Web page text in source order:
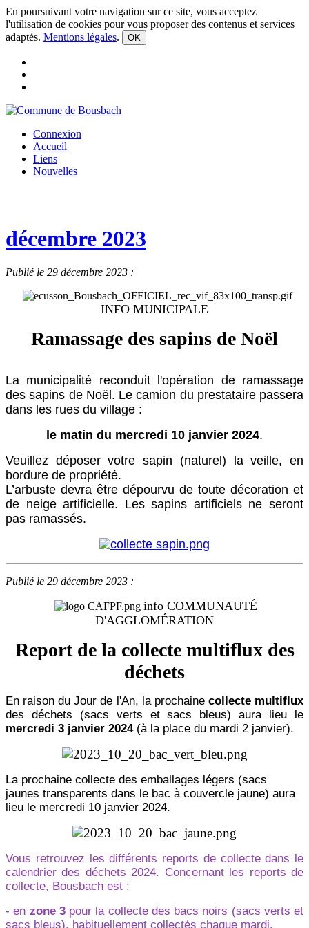
En poursuivant votre navigation sur ce site, vous acceptez
l'utilisation de cookies pour vous proposer des contenus et services
adaptés. Mentions légales. OK
Connexion
Accueil
Liens
Nouvelles
décembre 2023
Publié le 29 décembre 2023 :
INFO MUNICIPALE
Ramassage des sapins de Noël
La municipalité reconduit l'opération de ramassage
des sapins de Noël. Le camion du prestataire passera
dans les rues du village :
le matin du mercredi 10 janvier 2024.
Veuillez déposer votre sapin (naturel) la veille, en
bordure de propriété.
L’arbuste devra être dépourvu de toute décoration et
de neige artificielle. Les sapins artificiels ne seront
pas ramassés.
Publié le 29 décembre 2023 :
info COMMUNAUTÉ
D'AGGLOMÉRATION
Report de la collecte multiflux des
déchets
En raison du Jour de l'An, la prochaine collecte multiflux
des déchets (sacs verts et sacs bleus) aura lieu le
mercredi 3 janvier 2024(à la place du mardi 2 janvier).
La prochaine collecte des emballages légers (sacs
jaunes transparents dans le bac à couvercle jaune) aura
lieu le mercredi 10 janvier 2024.
Vous retrouvez les différents reports de collecte dans le
calendrier des déchets 2024. Concernant les reports de
collecte, Bousbach est :
- en zone 3pour la collecte des bacs noirs (sacs verts et
sacs bleus), habituellement collectés chaque mardi,